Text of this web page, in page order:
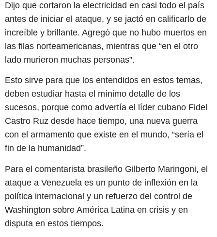
Dijo que cortaron la electricidad en casi todo el país
antes de iniciar el ataque, y se jactó en calificarlo de
increíble y brillante. Agregó que no hubo muertos en
las filas norteamericanas, mientras que “en el otro
lado murieron muchas personas”.
Esto sirve para que los entendidos en estos temas,
deben estudiar hasta el mínimo detalle de los
sucesos, porque como advertía el líder cubano Fidel
Castro Ruz desde hace tiempo, una nueva guerra
con el armamento que existe en el mundo, “sería el
fin de la humanidad”.
Para el comentarista brasileño Gilberto Maringoni, el
ataque a Venezuela es un punto de inflexión en la
política internacional y un refuerzo del control de
Washington sobre América Latina en crisis y en
disputa en estos tiempos.